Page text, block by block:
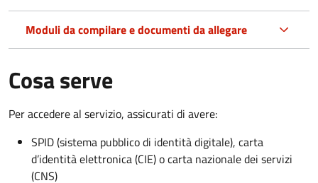
Moduli da compilare e documenti da allegare
Cosa serve
Per accedere al servizio, assicurati di avere:
SPID (sistema pubblico di identità digitale), carta
d’identità elettronica (CIE) o carta nazionale dei servizi
(CNS)